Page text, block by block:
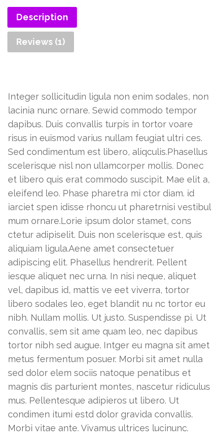
quantity
Description
Reviews (1)
Integer sollicitudin ligula non enim sodales, non
lacinia nunc ornare. Sewid commodo tempor
dapibus. Duis convallis turpis in tortor voare
risus in euismod varius nullam feugiat ultri ces.
Sed condimentum est libero, aliqculis.Phasellus
scelerisque nisl non ullamcorper mollis. Donec
et libero quis erat commodo suscipit. Mae elit a,
eleifend leo. Phase pharetra mi ctor diam. id
iarciet spen idisse rhoncu ut pharetrnisi vestibul
mum ornare.Lorie ipsum dolor stamet, cons
ctetur adipiselit. Duis non scelerisque est, quis
aliquiam ligula.Aene amet consectetuer
adipiscing elit. Phasellus hendrerit. Pellent
iesque aliquet nec urna. In nisi neque, aliquet
vel, dapibus id, mattis ve eet viverra, tortor
libero sodales leo, eget blandit nu nc tortor eu
nibh. Nullam mollis. Ut justo. Suspendisse pi. Ut
convallis, sem sit ame quam leo, nec dapibus
tortor nibh sed augue. Intger eu magna sit amet
metus fermentum posuer. Morbi sit amet nulla
sed dolor elem sociis natoque penatibus et
magnis dis parturient montes, nascetur ridiculus
mus. Pellentesque adipieros ut libero. Ut
condimen itumi estd dolor gravida convallis.
Morbi vitae ante. Vivamus ultrices lucinunc.